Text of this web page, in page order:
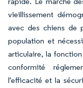
vieillissement
avec des chiens de
population et
articulaire, la
conformité
l'efficacité et la